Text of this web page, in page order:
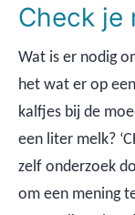
Check je
Wat is er nodig
het wat er op
kalfjes bij de
een liter melk?
zelf onderzoek
om een mening